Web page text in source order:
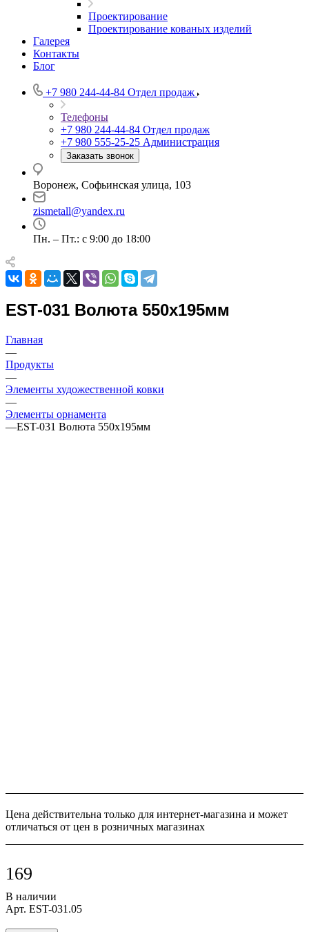
Проектирование
Проектирование кованых изделий
Галерея
Контакты
Блог
+7 980 244-44-84 Отдел продаж
Телефоны
+7 980 244-44-84 Отдел продаж
+7 980 555-25-25 Администрация
Заказать звонок
Воронеж, Софьинская улица, 103
zismetall@yandex.ru
Пн. – Пт.: с 9:00 до 18:00
EST-031 Волюта 550x195мм
Главная
—
Продукты
—
Элементы художественной ковки
—
Элементы орнамента
—EST-031 Волюта 550x195мм
Цена действительна только для интернет-магазина и может
отличаться от цен в розничных магазинах
169
В наличии
Арт. EST-031.05